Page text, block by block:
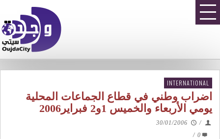
INTERNATIONAL
اضراب وطني في قطاع الجماعات المحلية
يومي الأربعاء والخميس 1و2 فبراير2006
/
30/01/2006
0
/